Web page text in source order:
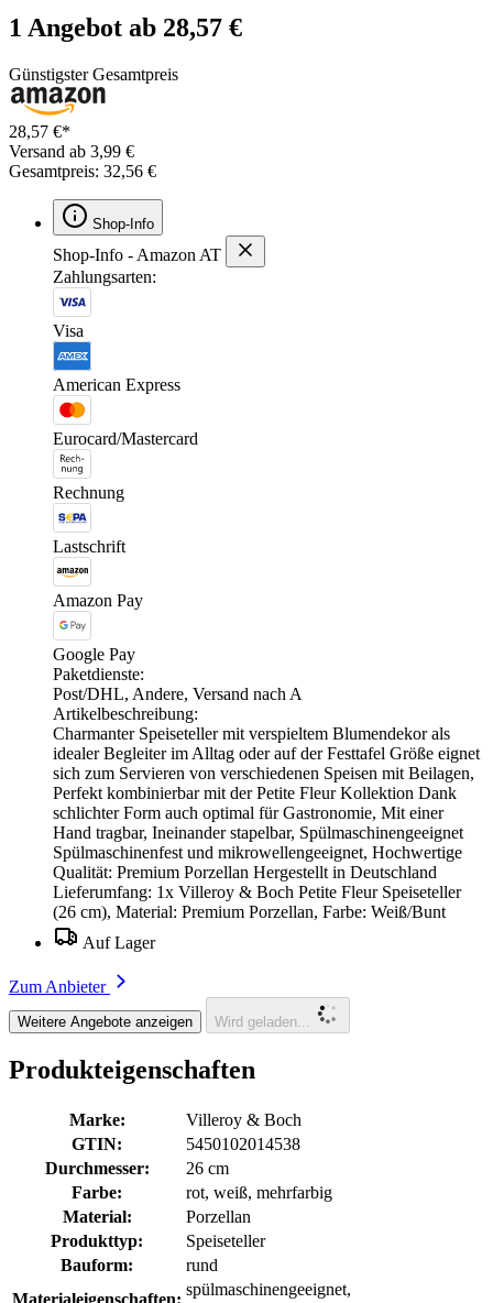
1 Angebot ab 28,57 €
Günstigster Gesamtpreis
28,57 €*
Versand ab 3,99 €
Gesamtpreis: 32,56 €
Shop-Info
Shop-Info - Amazon AT
Zahlungsarten:
Visa
American Express
Eurocard/Mastercard
Rechnung
Lastschrift
Amazon Pay
Google Pay
Paketdienste:
Post/DHL, Andere, Versand nach A
Artikelbeschreibung:
Charmanter Speiseteller mit verspieltem Blumendekor als
idealer Begleiter im Alltag oder auf der Festtafel Größe eignet
sich zum Servieren von verschiedenen Speisen mit Beilagen,
Perfekt kombinierbar mit der Petite Fleur Kollektion Dank
schlichter Form auch optimal für Gastronomie, Mit einer
Hand tragbar, Ineinander stapelbar, Spülmaschinengeeignet
Spülmaschinenfest und mikrowellengeeignet, Hochwertige
Qualität: Premium Porzellan Hergestellt in Deutschland
Lieferumfang: 1x Villeroy & Boch Petite Fleur Speiseteller
(26 cm), Material: Premium Porzellan, Farbe: Weiß/Bunt
Auf Lager
Zum Anbieter
Weitere Angebote anzeigen Wird geladen...
Produkteigenschaften
Marke:
Villeroy & Boch
GTIN:
5450102014538
Durchmesser:
26 cm
Farbe:
rot, weiß, mehrfarbig
Material:
Porzellan
Produkttyp:
Speiseteller
Bauform:
rund
Materialeigenschaften:
spülmaschinengeeignet,